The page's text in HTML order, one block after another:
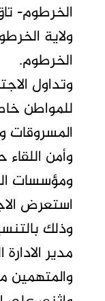
الخرطوم-
ولاية
الخرطوم.
وتداول
للمواطن
المسروقات
وأمن
ومؤسسات
استعرض
وذلك
مدير
والمتهمين